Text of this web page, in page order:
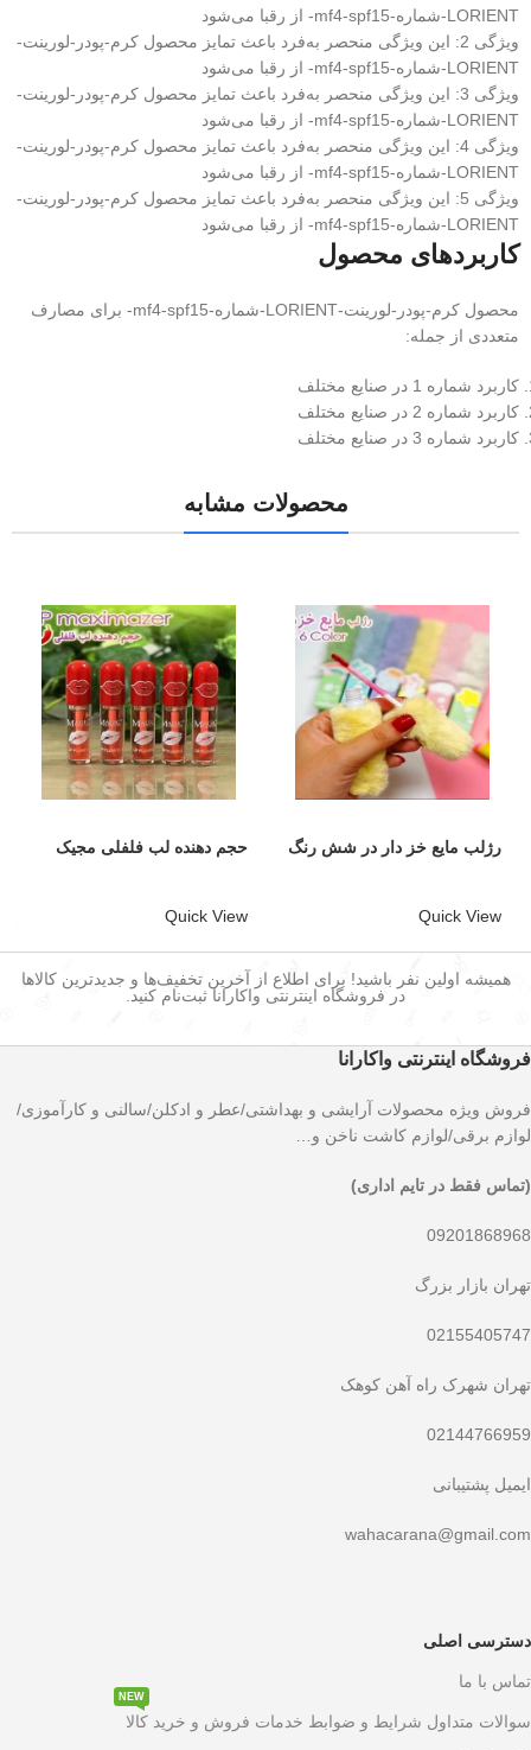
LORIENT-شماره-mf4-spf15- از رقبا می‌شود
ویژگی 2: این ویژگی منحصر به‌فرد باعث تمایز محصول کرم-پودر-لورینت-
LORIENT-شماره-mf4-spf15- از رقبا می‌شود
ویژگی 3: این ویژگی منحصر به‌فرد باعث تمایز محصول کرم-پودر-لورینت-
LORIENT-شماره-mf4-spf15- از رقبا می‌شود
ویژگی 4: این ویژگی منحصر به‌فرد باعث تمایز محصول کرم-پودر-لورینت-
LORIENT-شماره-mf4-spf15- از رقبا می‌شود
ویژگی 5: این ویژگی منحصر به‌فرد باعث تمایز محصول کرم-پودر-لورینت-
LORIENT-شماره-mf4-spf15- از رقبا می‌شود
کاربردهای محصول
محصول کرم-پودر-لورینت-LORIENT-شماره-mf4-spf15- برای مصارف
متعددی از جمله:
کاربرد شماره 1 در صنایع مختلف
کاربرد شماره 2 در صنایع مختلف
کاربرد شماره 3 در صنایع مختلف
محصولات مشابه
رژلب مایع خز دار در شش رنگ
Quick View
حجم دهنده لب فلفلی مجیک
Quick View
همیشه اولین نفر باشید! برای اطلاع از آخرین تخفیف‌ها و جدیدترین کالاها
در فروشگاه اینترنتی واکارانا ثبت‌نام کنید.
فروشگاه اینترنتی واکارانا
فروش ویژه محصولات آرایشی و بهداشتی/عطر و ادکلن/سالنی و کارآموزی/
لوازم برقی/لوازم کاشت ناخن و…
(تماس فقط در تایم اداری)
09201868968
تهران بازار بزرگ
02155405747
تهران شهرک راه آهن کوهک
02144766959
ایمیل پشتیبانی
wahacarana@gmail.com
دسترسی اصلی
تماس با ما
سوالات متداول شرایط و ضوابط خدمات فروش و خرید کالا
NEW